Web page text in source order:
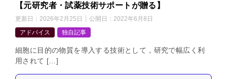
【元研究者・試薬技術サポートが贈る】
更新日： 2026年2月25日 公開日： 2022年6月8日
アドバイス
独自記事
細胞に目的の物質を導入する技術として，研究で幅広く利
用されて […]